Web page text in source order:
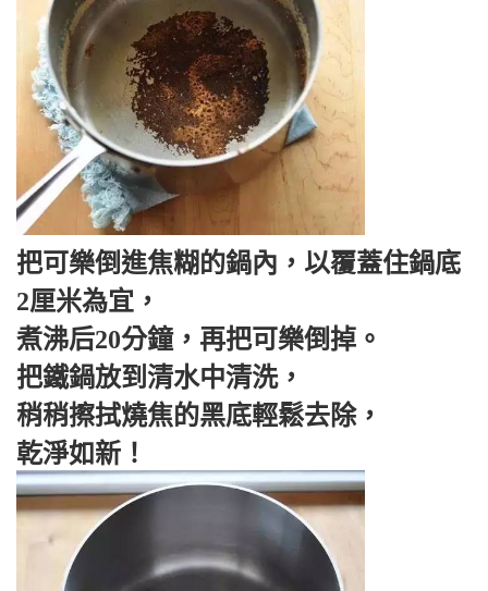
把可樂倒進焦糊的鍋內，以覆蓋住鍋底
2厘米為宜，
煮沸后20分鐘，再把可樂倒掉。
把鐵鍋放到清水中清洗，
稍稍擦拭燒焦的黑底輕鬆去除，
乾淨如新！